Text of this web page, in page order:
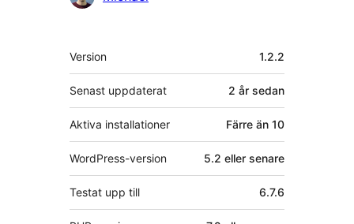
Meta
Version 1.2.2
Senast uppdaterat 2 år sedan
Aktiva installationer Färre än 10
WordPress-version 5.2 eller senare
Testat upp till 6.7.6